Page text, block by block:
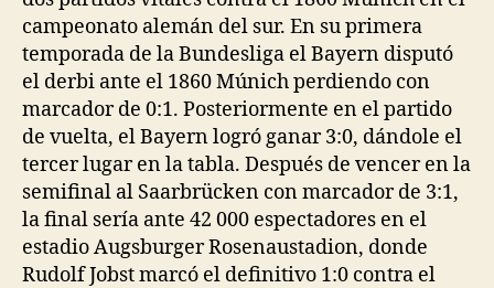
campeonato alemán del sur. En su primera
temporada de la Bundesliga el Bayern disputó
el derbi ante el 1860 Múnich perdiendo con
marcador de 0:1. Posteriormente en el partido
de vuelta, el Bayern logró ganar 3:0, dándole el
tercer lugar en la tabla. Después de vencer en la
semifinal al Saarbrücken con marcador de 3:1,
la final sería ante 42 000 espectadores en el
estadio Augsburger Rosenaustadion, donde
Rudolf Jobst marcó el definitivo 1:0 contra el